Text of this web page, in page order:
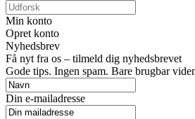
Min konto
Opret konto
Nyhedsbrev
Få nyt fra os – tilmeld dig nyhedsbrevet
Gode tips. Ingen spam. Bare brugbar
Din e-mailadresse